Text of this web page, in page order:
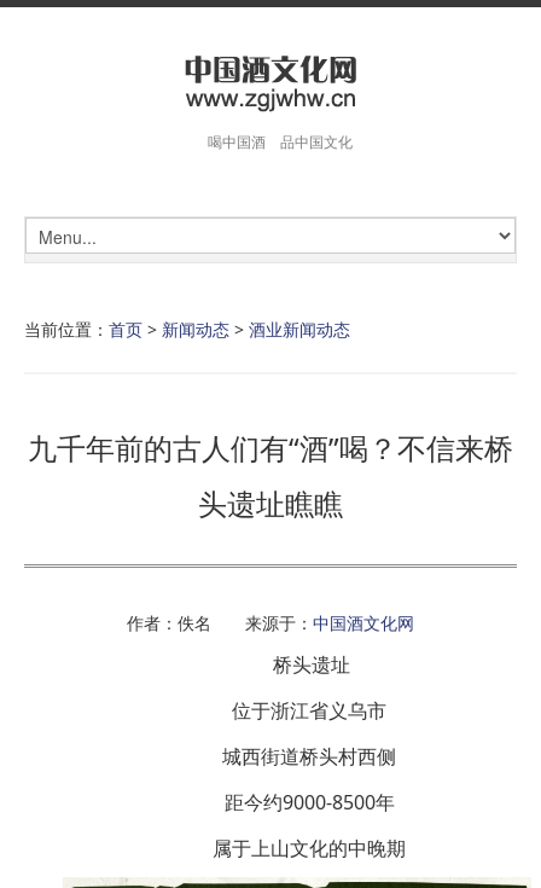
喝中国酒 品中国文化
当前位置： 首页 > 新闻动态 > 酒业新闻动态
九千年前的古人们有“酒”喝？不信来桥
头遗址瞧瞧
作者：佚名 来源于： 中国酒文化网
桥头遗址
位于浙江省义乌市
城西街道桥头村西侧
距今约9000-8500年
属于上山文化的中晚期